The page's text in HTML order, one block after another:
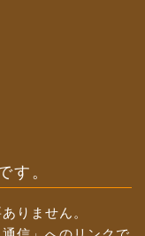
す。
りません。